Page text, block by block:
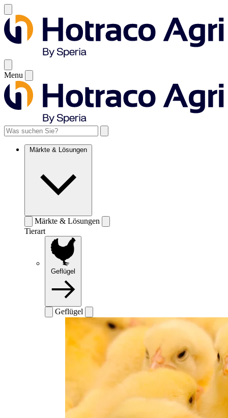
Menu
Märkte & Lösungen
Märkte & Lösungen
Tierart
Geflügel
Geflügel